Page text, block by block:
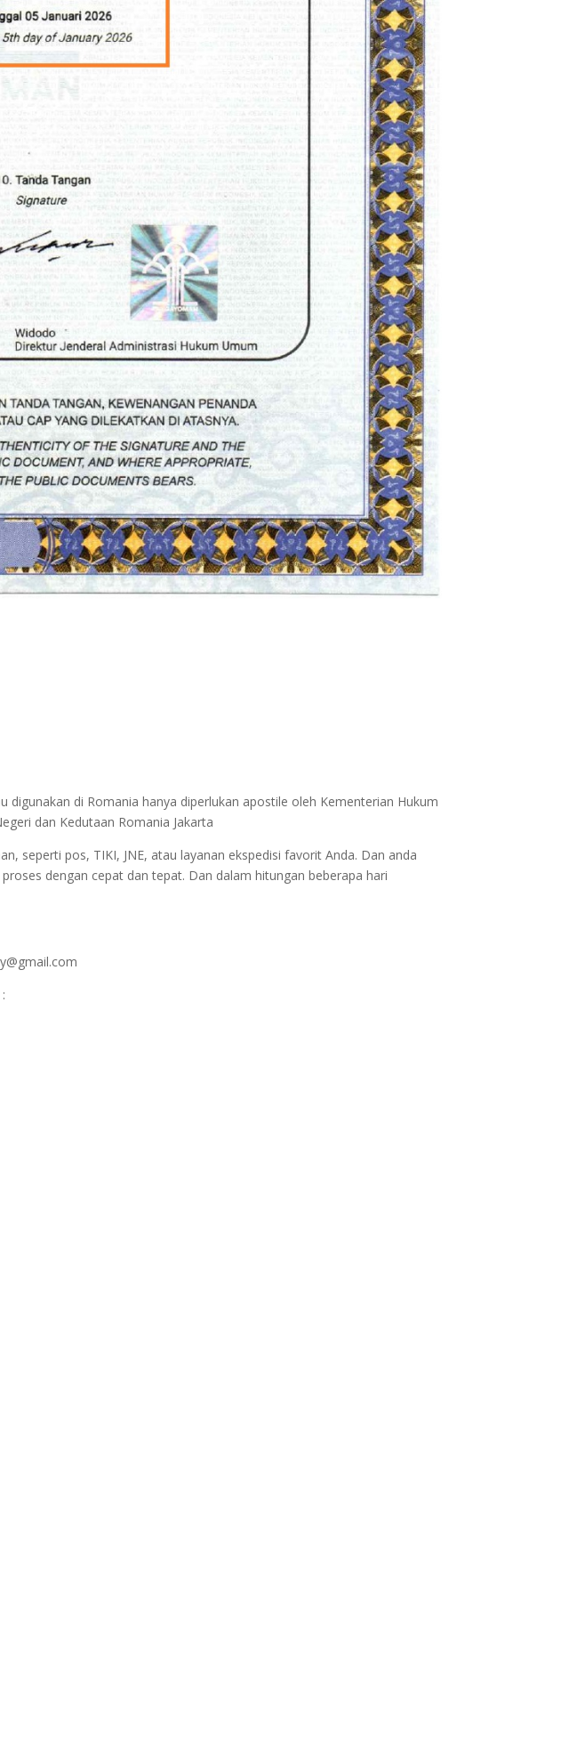
di Romania hanya diperlukan apostile oleh Kementerian Hukum
dan Kedutaan Romania Jakarta
seperti pos, TIKI, JNE, atau layanan ekspedisi favorit Anda. Dan anda
dengan cepat dan tepat. Dan dalam hitungan beberapa hari